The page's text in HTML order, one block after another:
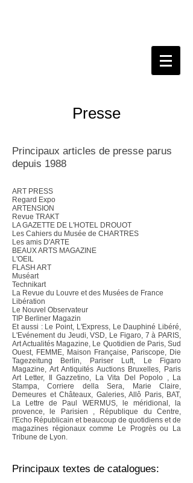
Presse
Principaux articles de presse parus
depuis 1988
ART PRESS
Regard Expo
ARTENSION
Revue TRAKT
LA GAZETTE DE L'HOTEL DROUOT
Les Cahiers du Musée de CHARTRES
Les amis D'ARTE
BEAUX ARTS MAGAZINE
L'OEIL
FLASH ART
Muséart
Technikart
La Revue du Louvre et des Musées de France
Libération
Le Nouvel Observateur
TIP Berliner Magazin
Et aussi : Le Point, L'Express, Le Dauphiné Libéré,
L'Evénement du Jeudi, VSD, Le Figaro, 7 à PARIS,
Art Actualités Magazine, Le Quotidien de Paris, Sud
Ouest, FEMME, Maison Française, Pariscope, Die
Tagezeitung Berlin, Pariser Luft, Le Figaro
Magazine, Art Antiquités Auctions Bruxelles, Paris
Art Letter, Il Gazzetino, La Vita Del Popolo , La
Stampa, Corriere della Sera, Marie Claire,
Demeures et Châteaux, Galeries, Allô Paris, BAT,
La Lettre de Paul WERMUS, le méridional, la
provence, le Parisien , République du Centre,
l'Echo Républicain et beaucoup de quotidiens et de
magazines régionaux comme Le Progrès ou La
Tribune de Lyon.
Principaux textes de catalogues: